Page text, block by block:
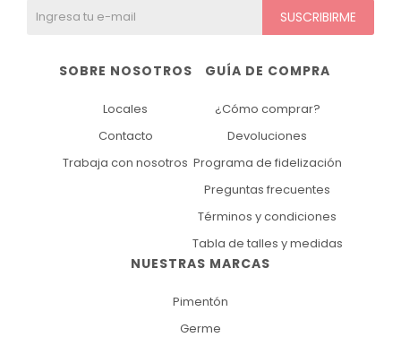
NUESTRAS MARCAS
Pimentón
Germe
GUÍA DE COMPRA
¿Cómo comprar?
Devoluciones
Programa de fidelización
Preguntas frecuentes
Términos y condiciones
Tabla de talles y medidas
SOBRE NOSOTROS
Locales
Contacto
Trabaja con nosotros
SUSCRIBIRME